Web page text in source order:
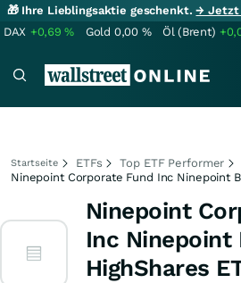
🎁 Ihre Lieblingsaktie geschenkt.→ Jetzt
DAX +0,69% Gold 0,00 % Öl (Brent)
Startseite ETFs
Top ETF Performer
Ninepoint Corporate Fund Inc Ninepoint
Ninepoint
Inc Ninepoint
HighShares